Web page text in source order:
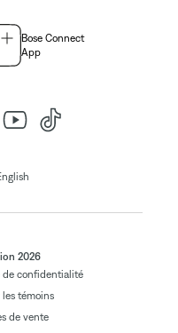
Bose Connect
App
2026
de confidentialité
témoins
de vente